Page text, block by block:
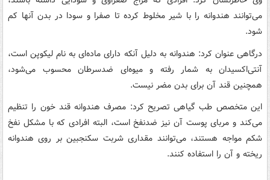
می‌توانند هندوانه را با شیر مخلوط کرده تا صفرا و سودا در بدن آنها کم
شود.
درگاهی عنوان کرد: هندوانه به دلیل آنکه دارای ماده‌ای به نام لیکوپن است،
آنتی‌اکسیدان به شمار رفته و میوه‌ای ضدسرطان محسوب می‌شود،
همچنین قند آن برای بدن مضر نیست.
این متخصص طب گیاهی تصریح کرد: مصرف هندوانه قند خون را تنظیم
می‌کند و مربای پوست آن نیز ضدنفخ است، البته افرادی که با مشکل نفخ
شکم مواجه هستند، می‌توانند مقداری شربت سکنجبین بر روی هندوانه
ریخته و آن را استفاده کنند.